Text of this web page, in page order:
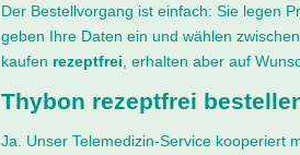
Der Bestellvorgang ist einfach: Sie legen
geben Ihre Daten ein und wählen
kaufen rezeptfrei , erhalten aber auf
Thybon rezeptfrei
Ja. Unser Telemedizin-Service kooperiert